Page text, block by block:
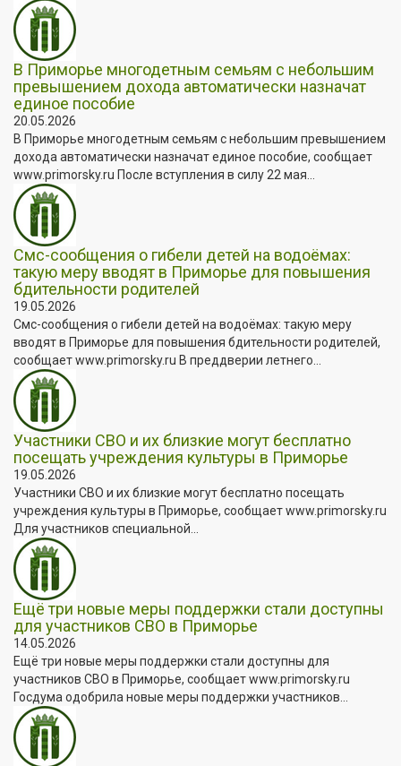
В Приморье многодетным семьям с небольшим
превышением дохода автоматически назначат
единое пособие
20.05.2026
В Приморье многодетным семьям с небольшим превышением
дохода автоматически назначат единое пособие, сообщает
www.primorsky.ru После вступления в силу 22 мая...
Смс-сообщения о гибели детей на водоёмах:
такую меру вводят в Приморье для повышения
бдительности родителей
19.05.2026
Смс-сообщения о гибели детей на водоёмах: такую меру
вводят в Приморье для повышения бдительности родителей,
сообщает www.primorsky.ru В преддверии летнего...
Участники СВО и их близкие могут бесплатно
посещать учреждения культуры в Приморье
19.05.2026
Участники СВО и их близкие могут бесплатно посещать
учреждения культуры в Приморье, сообщает www.primorsky.ru
Для участников специальной...
Ещё три новые меры поддержки стали доступны
для участников СВО в Приморье
14.05.2026
Ещё три новые меры поддержки стали доступны для
участников СВО в Приморье, сообщает www.primorsky.ru
Госдума одобрила новые меры поддержки участников...